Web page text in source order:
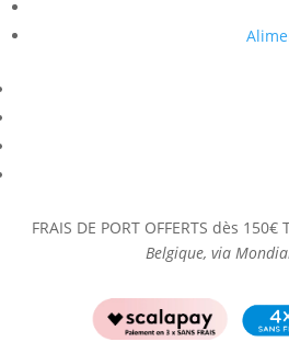
FRAIS DE PORT OFFERTS dès 150€
Belgique, via